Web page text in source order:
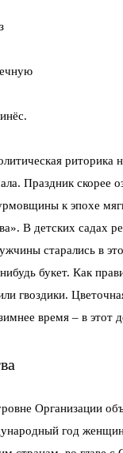
риторика
Праздник скорее
к эпохе
В детских садах
старались в
букет. Как
гвоздики.
время – в этот
Организации
год